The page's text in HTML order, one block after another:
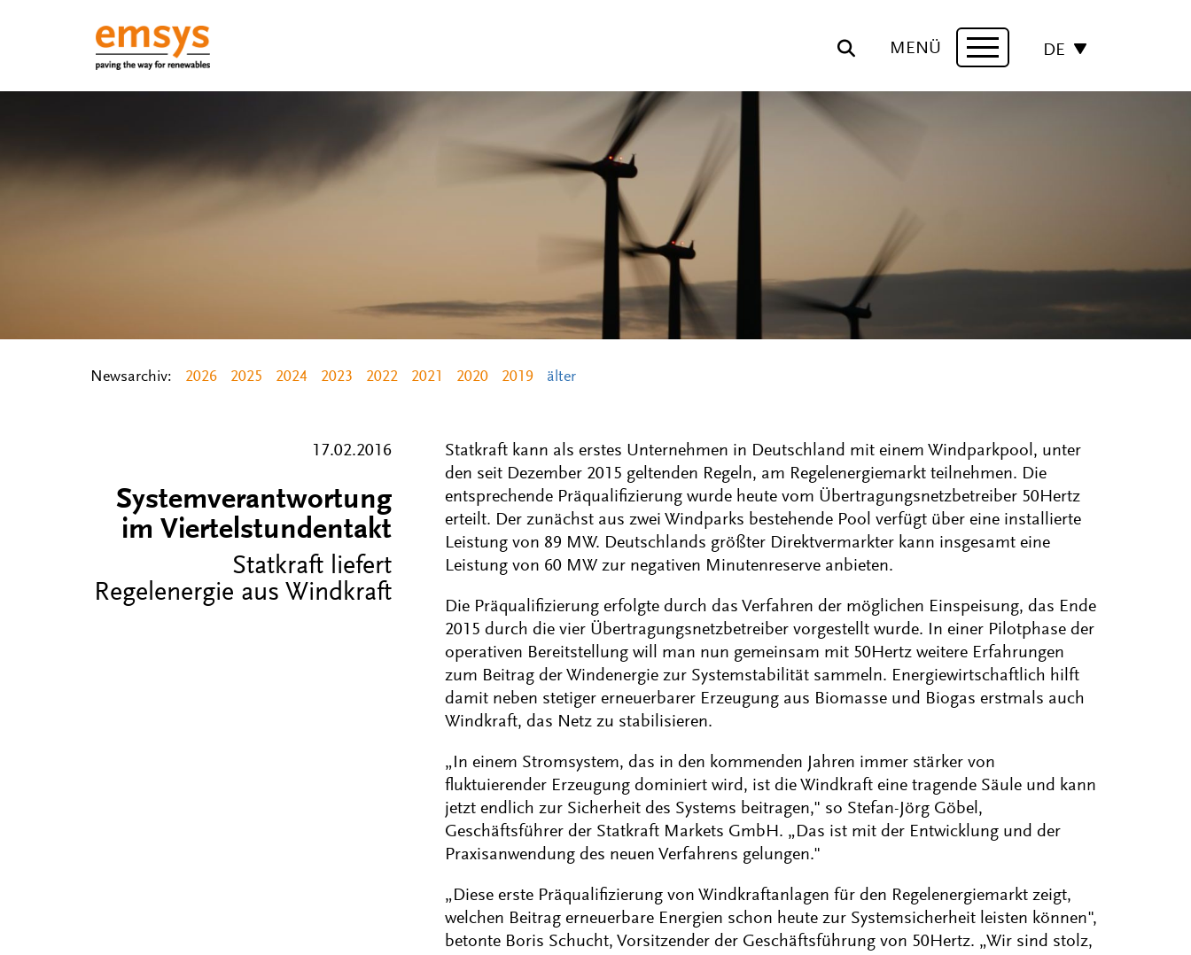
MENÜ
Navigation
DE
Newsarchiv: 2026 2025 2024 2023 2022 2021 2020 2019 älter
17.02.2016
Systemverantwortung
im Viertelstundentakt
Statkraft liefert
Regelenergie aus Windkraft
Statkraft kann als erstes Unternehmen in Deutschland mit einem Windparkpool, unter
den seit Dezember 2015 geltenden Regeln, am Regelenergiemarkt teilnehmen. Die
entsprechende Präqualifizierung wurde heute vom Übertragungsnetzbetreiber 50Hertz
erteilt. Der zunächst aus zwei Windparks bestehende Pool verfügt über eine installierte
Leistung von 89 MW. Deutschlands größter Direktvermarkter kann insgesamt eine
Leistung von 60 MW zur negativen Minutenreserve anbieten.
Die Präqualifizierung erfolgte durch das Verfahren der möglichen Einspeisung, das Ende
2015 durch die vier Übertragungsnetzbetreiber vorgestellt wurde. In einer Pilotphase der
operativen Bereitstellung will man nun gemeinsam mit 50Hertz weitere Erfahrungen
zum Beitrag der Windenergie zur Systemstabilität sammeln. Energiewirtschaftlich hilft
damit neben stetiger erneuerbarer Erzeugung aus Biomasse und Biogas erstmals auch
Windkraft, das Netz zu stabilisieren.
„In einem Stromsystem, das in den kommenden Jahren immer stärker von
fluktuierender Erzeugung dominiert wird, ist die Windkraft eine tragende Säule und kann
jetzt endlich zur Sicherheit des Systems beitragen," so Stefan-Jörg Göbel,
Geschäftsführer der Statkraft Markets GmbH. „Das ist mit der Entwicklung und der
Praxisanwendung des neuen Verfahrens gelungen."
„Diese erste Präqualifizierung von Windkraftanlagen für den Regelenergiemarkt zeigt,
welchen Beitrag erneuerbare Energien schon heute zur Systemsicherheit leisten können",
betonte Boris Schucht, Vorsitzender der Geschäftsführung von 50Hertz. „Wir sind stolz,